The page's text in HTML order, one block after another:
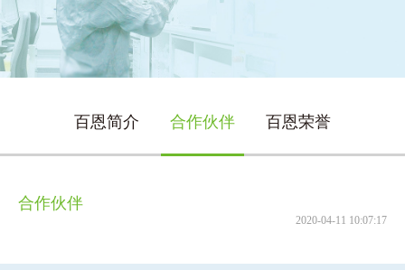
百恩简介 合作伙伴 百恩荣誉
合作伙伴
2020-04-11 10:07:17